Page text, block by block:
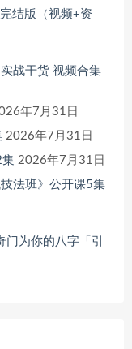
结版（视频+资
战干货 视频合集
年7月31日
2026年7月31日
集 2026年7月31日
法班》公开课5集
为你的八字「引